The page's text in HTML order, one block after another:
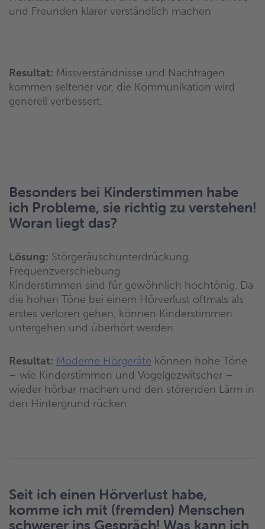
und Freunden klarer verständlich machen
Resultat: Missverständnisse und Nachfragen
kommen seltener vor, die Kommunikation wird
generell verbessert.
Besonders bei Kinderstimmen habe
ich Probleme, sie richtig zu verstehen!
Woran liegt das?
Lösung: Störgeräuschunterdrückung,
Frequenzverschiebung
Kinderstimmen sind für gewöhnlich hochtönig. Da
die hohen Töne bei einem Hörverlust oftmals als
erstes verloren gehen, können Kinderstimmen
untergehen und überhört werden.
Resultat: Moderne Hörgeräte können hohe Töne
– wie Kinderstimmen und Vogelgezwitscher –
wieder hörbar machen und den störenden Lärm in
den Hintergrund rücken.
Seit ich einen Hörverlust habe,
komme ich mit (fremden) Menschen
schwerer ins Gespräch! Was kann ich